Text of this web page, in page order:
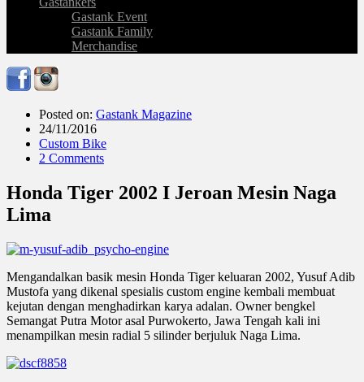
Gastank Event
Gastank Family
Merchandise
Posted on: Gastank Magazine
24/11/2016
Custom Bike
2 Comments
Honda Tiger 2002 I Jeroan Mesin Naga
Lima
Mengandalkan basik mesin Honda Tiger keluaran 2002, Yusuf Adib
Mustofa yang dikenal spesialis custom engine kembali membuat
kejutan dengan menghadirkan karya adalan. Owner bengkel
Semangat Putra Motor asal Purwokerto, Jawa Tengah kali ini
menampilkan mesin radial 5 silinder berjuluk Naga Lima.